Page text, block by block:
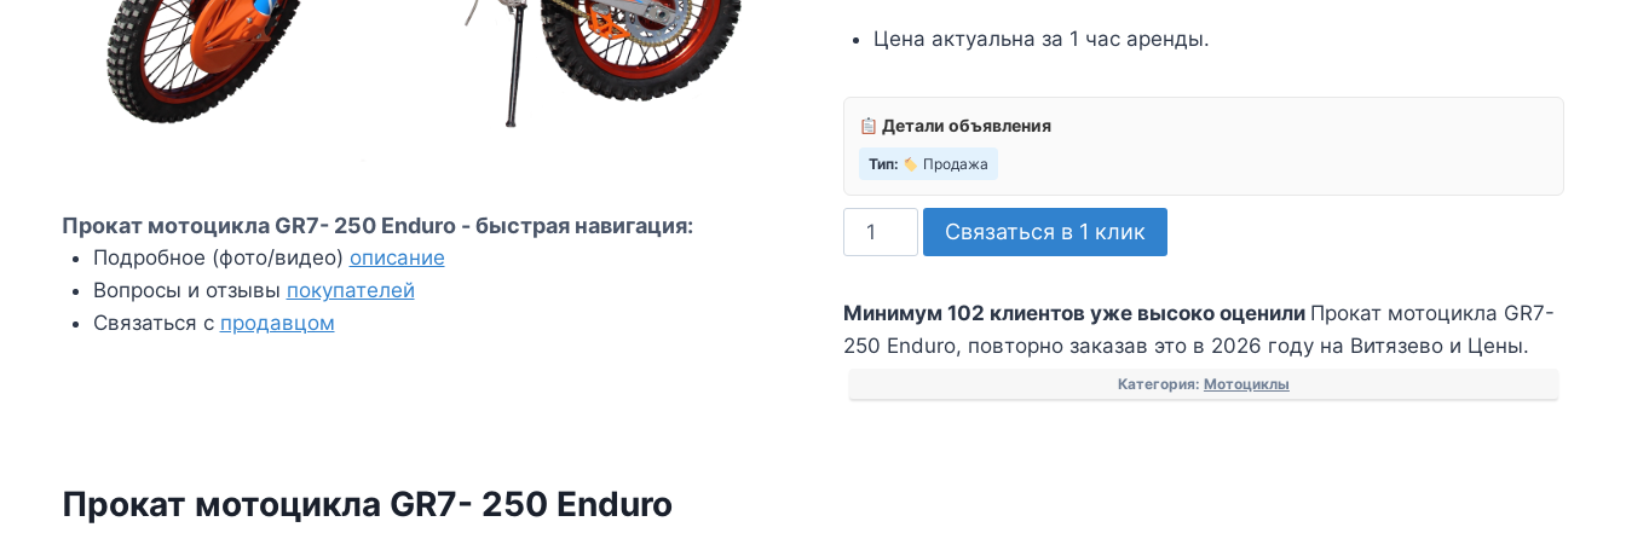
Цена актуальна за 1 час аренды.
Детали объявления
Тип: Продажа
Количество
товара
мотоцикла
GR7-
Связаться в 1 клик
Минимум 102 клиентов уже высоко оценили Прокат мотоцикла GR7-
250 Enduro, повторно заказав это в 2026 году на Витязево и Цены.
Категория: Мотоциклы
Прокат мотоцикла GR7- 250 Enduro - быстрая навигация:
Подробное (фото/видео) описание
Вопросы и отзывы покупателей
Связаться с продавцом
Прокат мотоцикла GR7- 250 Enduro